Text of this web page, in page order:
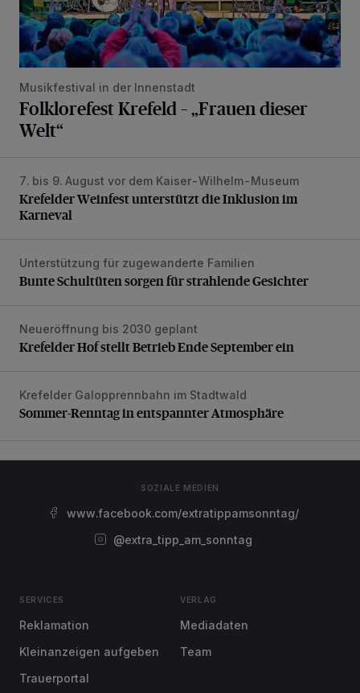
Musikfestival in der Innenstadt
Folklorefest Krefeld – „Frauen dieser
Welt“
Krefelder Weinfest unterstützt die Inklusion im Karneval
7. bis 9. August vor dem Kaiser-Wilhelm-Museum
Krefelder Weinfest unterstützt die Inklusion im
Karneval
Bunte Schultüten sorgen für strahlende Gesichter
Unterstützung für zugewanderte Familien
Bunte Schultüten sorgen für strahlende Gesichter
Krefelder Hof stellt Betrieb Ende September ein
Neueröffnung bis 2030 geplant
Krefelder Hof stellt Betrieb Ende September ein
Sommer-Renntag in entspannter Atmosphäre
Krefelder Galopprennbahn im Stadtwald
Sommer-Renntag in entspannter Atmosphäre
SOZIALE MEDIEN
www.facebook.com/extratippamsonntag/
@extra_tipp_am_sonntag
SERVICES
Reklamation
Kleinanzeigen aufgeben
Trauerportal
VERLAG
Mediadaten
Team